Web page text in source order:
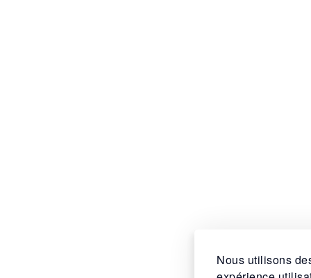
Nous utilisons